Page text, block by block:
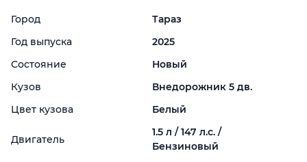
Город
Тараз
Год выпуска
2025
Состояние
Новый
Кузов
Внедорожник 5 дв.
Цвет кузова
Белый
Двигатель
1.5 л / 147 л.с. /
Бензиновый